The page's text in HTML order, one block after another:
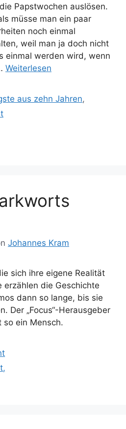
Papstwochen auslösen.
müsse man ein paar
noch einmal
weil man ja doch nicht
einmal werden wird, wenn
Weiterlesen
aus zehn Jahren,
Johannes Kram
sich ihre eigene Realität
erzählen die Geschichte
dann so lange, bis sie
Der „Focus“-Herausgeber
ein Mensch.